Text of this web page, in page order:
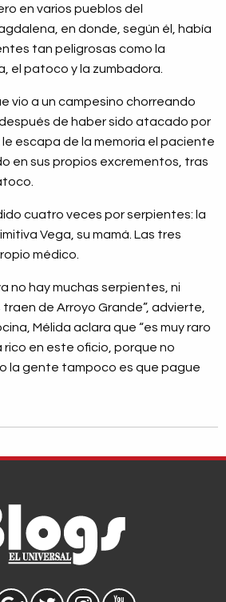
en varios pueblos del
en donde, según él, había
tan peligrosas como la
el patoco y la zumbadora.
vio a un campesino chorreando
de haber sido atacado por
le escapa de la memoria el paciente
en sus propios excrementos, tras
cuatro veces por serpientes: la
Vega, su mamá. Las tres
médico.
no hay muchas serpientes, ni
de Arroyo Grande”, advierte,
Mélida aclara que “es muy raro
rico en este oficio, porque no
la gente tampoco es que pague